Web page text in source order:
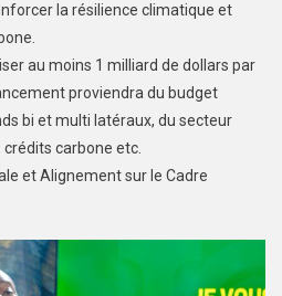
la résilience climatique et
au moins 1 milliard de dollars par
proviendra du budget
bi et multi latéraux, du secteur
carbone etc.
et Alignement sur le Cadre